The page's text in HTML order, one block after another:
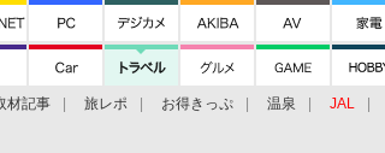
材記事 旅レポ お得きっぷ 温泉 JAL